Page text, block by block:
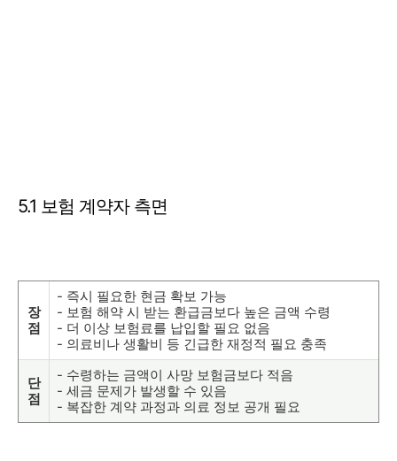
5.1 보험 계약자 측면
장
점
- 즉시 필요한 현금 확보 가능
- 보험 해약 시 받는 환급금보다 높은 금액 수령
- 더 이상 보험료를 납입할 필요 없음
- 의료비나 생활비 등 긴급한 재정적 필요 충족
단
점
- 수령하는 금액이 사망 보험금보다 적음
- 세금 문제가 발생할 수 있음
- 복잡한 계약 과정과 의료 정보 공개 필요